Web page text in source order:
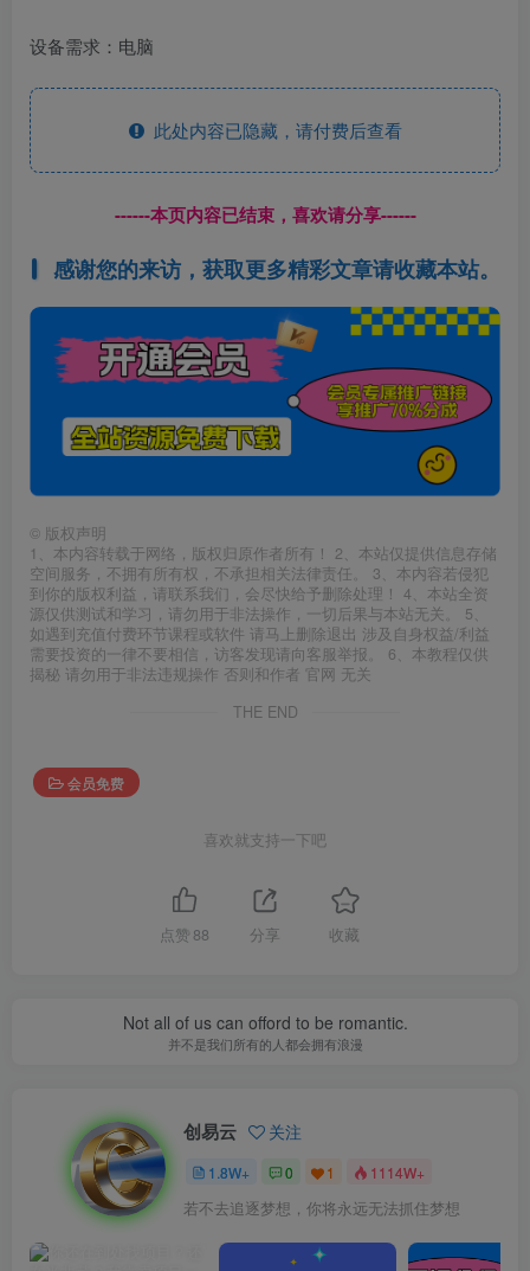
设备需求：电脑
此处内容已隐藏，请付费后查看
------本页内容已结束，喜欢请分享------
感谢您的来访，获取更多精彩文章请收藏本站。
© 版权声明
1、本内容转载于网络，版权归原作者所有！ 2、本站仅提供信息存储
空间服务，不拥有所有权，不承担相关法律责任。 3、本内容若侵犯
到你的版权利益，请联系我们，会尽快给予删除处理！ 4、本站全资
源仅供测试和学习，请勿用于非法操作，一切后果与本站无关。 5、
如遇到充值付费环节课程或软件 请马上删除退出 涉及自身权益/利益
需要投资的一律不要相信，访客发现请向客服举报。 6、本教程仅供
揭秘 请勿用于非法违规操作 否则和作者 官网 无关
THE END
会员免费
喜欢就支持一下吧
点赞 88 分享 收藏
Not all of us can offord to be romantic.
并不是我们所有的人都会拥有浪漫
创易云 关注
1.8W+ 0 1 1114W+
若不去追逐梦想，你将永远无法抓住梦想